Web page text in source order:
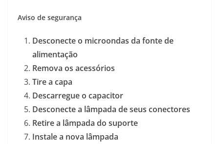
Aviso de segurança
Desconecte o microondas da fonte de
alimentação
Remova os acessórios
Tire a capa
Descarregue o capacitor
Desconecte a lâmpada de seus conectores
Retire a lâmpada do suporte
Instale a nova lâmpada